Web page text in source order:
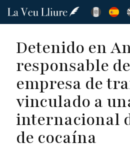
Pasar
principal
Detenido en
responsable
empresa de
vinculado a
internacional
de cocaína